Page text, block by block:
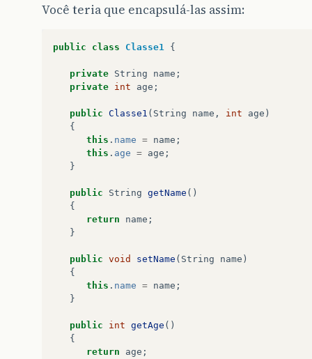
Você teria que encapsulá-las assim:
public class Classe1 {
private String name ;
private int age ;
public Classe1 ( String name , int age )
{
this . name = name ;
this . age = age ;
}
public String getName ()
{
return
name ;
}
public void setName ( String name )
{
this . name = name ;
}
public int getAge ()
{
return
age ;